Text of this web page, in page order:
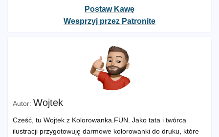
Postaw Kawę
Wesprzyj przez Patronite
Wojtek
Cześć, tu Wojtek z Kolorowanka.FUN. Jako tata i twórca
ilustracji przygotowuję darmowe kolorowanki do druku, które